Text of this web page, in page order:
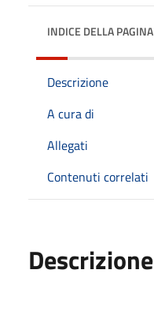
INDICE DELLA PAGINA
Descrizione
A cura di
Allegati
Contenuti correlati
Descrizione